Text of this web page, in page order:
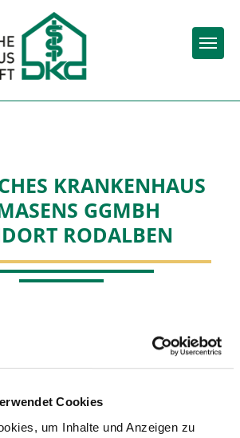
Cookies
um Inhalte und Anzeigen zu
KRANKENHAUS
GGMBH
RODALBEN
RISIKEN IN DER